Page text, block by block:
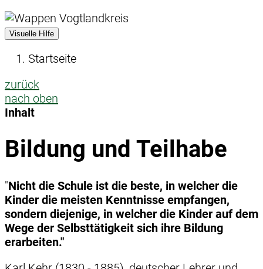
Visuelle Hilfe
Startseite
zurück
nach oben
Inhalt
Bildung und Teilhabe
"Nicht die Schule ist die beste, in welcher die
Kinder die meisten Kenntnisse empfangen,
sondern diejenige, in welcher die Kinder auf dem
Wege der Selbsttätigkeit sich ihre Bildung
erarbeiten."